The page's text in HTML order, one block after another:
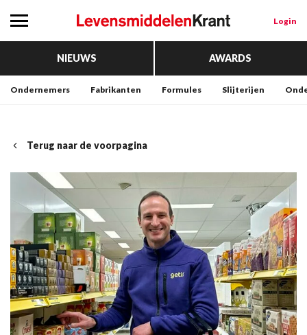
Login
NIEUWS AWARDS
Ondernemers Fabrikanten Formules Slijterijen
Terug naar de voorpagina